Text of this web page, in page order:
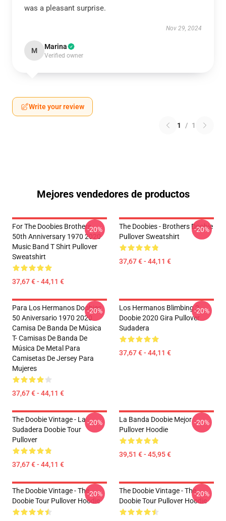
was a pleasant surprise.
Nov 29, 2024
M Marina
Verified owner
Write your review
1 / 1
Mejores vendedores de productos
For The Doobies Brothers
50th Anniversary 1970 2020
Music Band T Shirt Pullover
Sweatshirt
37,67 € - 44,11 €
-20%
The Doobies - Brothers Doobie
Pullover Sweatshirt
37,67 € - 44,11 €
-20%
Para Los Hermanos Doobies
50 Aniversario 1970 2020
Camisa De Banda De Música
T- Camisas De Banda De
Música De Metal Para
Camisetas De Jersey Para
Mujeres
37,67 € - 44,11 €
-20%
Los Hermanos Blimbing 2
Doobie 2020 Gira Pullover
Sudadera
37,67 € - 44,11 €
-20%
The Doobie Vintage - La
Sudadera Doobie Tour
Pullover
37,67 € - 44,11 €
-20%
La Banda Doobie Mejor
Pullover Hoodie
39,51 € - 45,95 €
-20%
The Doobie Vintage - The
Doobie Tour Pullover Hoodie
-20%
The Doobie Vintage - The
Doobie Tour Pullover Hoodie
-20%